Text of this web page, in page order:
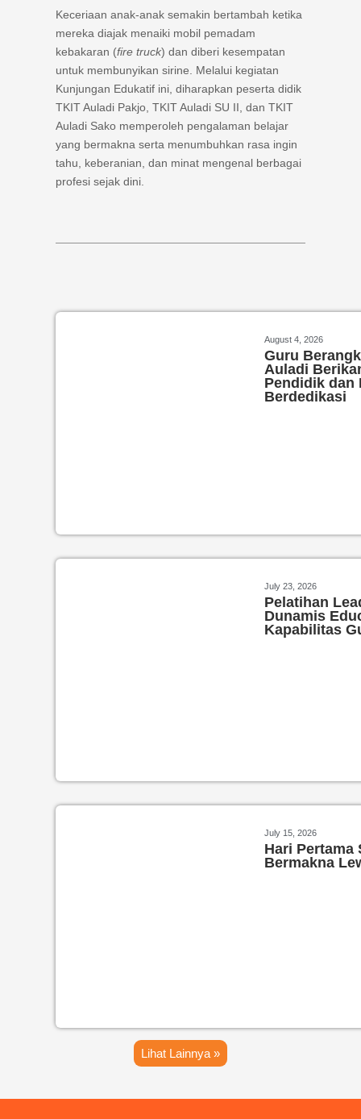
Keceriaan anak-anak semakin bertambah ketika
mereka diajak menaiki mobil pemadam
kebakaran (fire truck) dan diberi kesempatan
untuk membunyikan sirine. Melalui kegiatan
Kunjungan Edukatif ini, diharapkan peserta didik
TKIT Auladi Pakjo, TKIT Auladi SU II, dan TKIT
Auladi Sako memperoleh pengalaman belajar
yang bermakna serta menumbuhkan rasa ingin
tahu, keberanian, dan minat mengenal berbagai
profesi sejak dini.
August 4, 2026
Guru
Auladi
Pendidik dan
Berdedikasi
July 23, 2026
Pelatihan
Dunamis
Kapabilitas
July 15, 2026
Hari Pertama
Bermakna
Lihat Lainnya »